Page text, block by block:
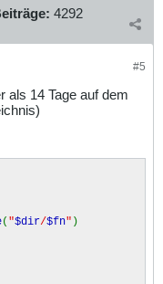
4292
#5
als 14 Tage auf dem
( "$dir/$fn" )